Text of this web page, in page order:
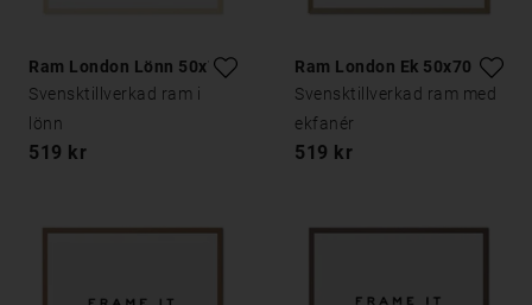
Ram London Lönn 50x70
Svensktillverkad ram i
lönn
519 kr
Ram London Ek 50x70
Svensktillverkad ram med
ekfanér
519 kr